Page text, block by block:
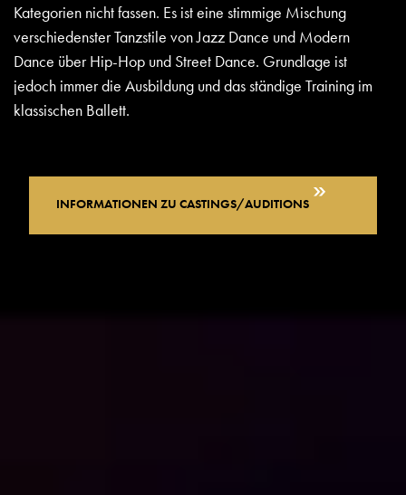
Kategorien nicht fassen. Es ist eine stimmige Mischung
verschiedenster Tanzstile von Jazz Dance und Modern
Dance über Hip-Hop und Street Dance. Grundlage ist
jedoch immer die Ausbildung und das ständige Training im
klassischen Ballett.
INFORMATIONEN ZU CASTINGS/AUDITIONS